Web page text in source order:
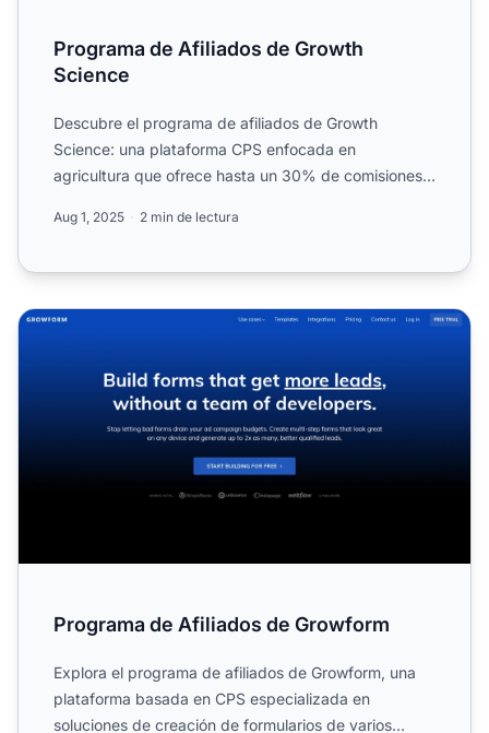
Programa de Afiliados de Growth
Science
Descubre el programa de afiliados de Growth
Science: una plataforma CPS enfocada en
agricultura que ofrece hasta un 30% de comisiones,
Aug 1, 2025 2 min de lectura
Programa de Afiliados de Growform
Programa de Afiliados de Growform
Explora el programa de afiliados de Growform, una
plataforma basada en CPS especializada en
soluciones de creación de formularios de varios